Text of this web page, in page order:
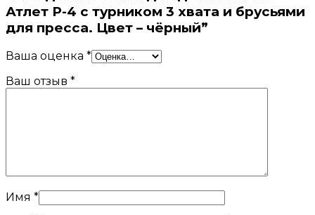
Атлет P-4 с турником 3 хвата и брусьями
для пресса. Цвет – чёрный”
Ваша оценка *
Ваш отзыв *
Имя *